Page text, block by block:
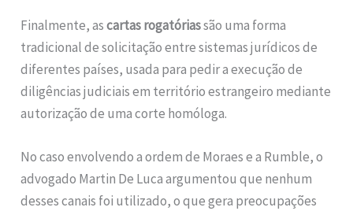
Finalmente, ascartas rogatóriassão uma forma
tradicional de solicitação entre sistemas jurídicos de
diferentes países, usada para pedir a execução de
diligências judiciais em território estrangeiro mediante
autorização de uma corte homóloga.
No caso envolvendo a ordem de Moraes e a Rumble, o
advogado Martin De Luca argumentou que nenhum
desses canais foi utilizado, o que gera preocupações